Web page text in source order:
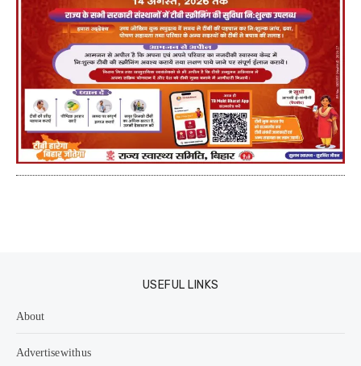
USEFUL LINKS
About
Advertise with us